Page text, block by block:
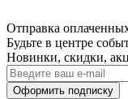
Отправка
Будьте в центре
Новинки, скидки,
Оформить подписку